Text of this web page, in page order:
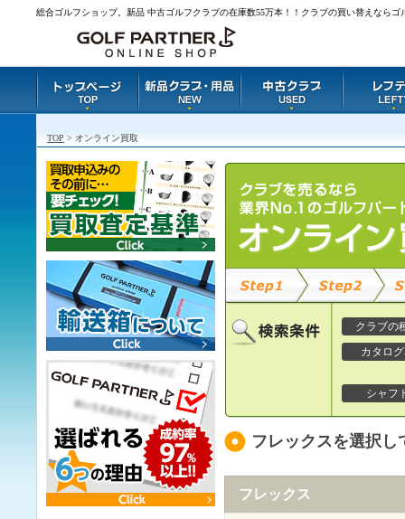
総合ゴルフショップ。新品 中古ゴルフクラブの在庫数55万本！！クラブの買い替えなら
TOP > オンライン買取
クラブの
カタロ
シャフ
フレックスを選択し
フレックス